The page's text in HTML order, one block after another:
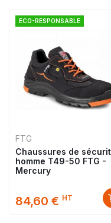
ECO-RESPONSABLE
FTG
Chaussures de
homme T49-50 FTG -
Mercury
84,60 € HT